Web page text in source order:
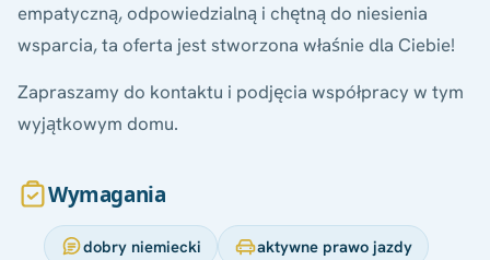
empatyczną, odpowiedzialną i chętną do niesienia
wsparcia, ta oferta jest stworzona właśnie dla Ciebie!
Zapraszamy do kontaktu i podjęcia współpracy w tym
wyjątkowym domu.
Wymagania
dobry niemiecki aktywne prawo jazdy